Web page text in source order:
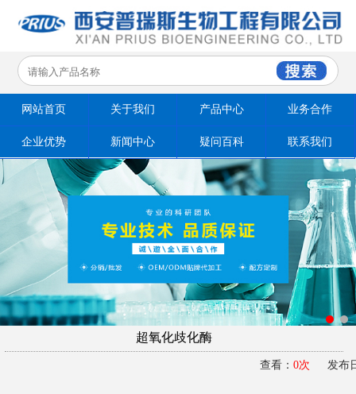
网站首页 关于我们 产品中心 业务合作
企业优势 新闻中心 疑问百科 联系我们
超氧化歧化酶
查看： 0次 发布